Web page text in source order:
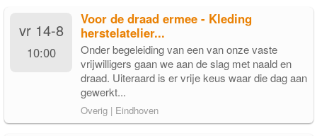
vr 14-8
10:00
Voor de draad ermee - Kleding
herstelatelier...
Onder begeleiding van een van onze vaste
vrijwilligers gaan we aan de slag met naald en
draad. Uiteraard is er vrije keus waar die dag aan
gewerkt...
Overig | Eindhoven